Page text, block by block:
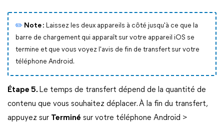
✏️ Note : Laissez les deux appareils à côté jusqu'à ce que la
barre de chargement qui apparaît sur votre appareil iOS se
termine et que vous voyez l'avis de fin de transfert sur votre
téléphone Android.
Étape 5. Le temps de transfert dépend de la quantité de
contenu que vous souhaitez déplacer. À la fin du transfert,
appuyez sur Terminé sur votre téléphone Android >